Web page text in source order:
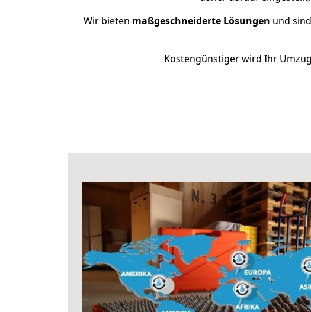
Wir bieten maßgeschneiderte Lösungen und
Kostengünstiger wird Ihr